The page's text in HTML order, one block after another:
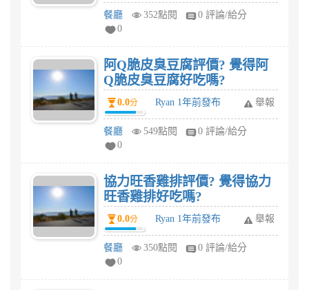
餐廳 352點閱
0 評論/給分
0
阿Q脆皮臭豆腐評價? 覺得阿
Q脆皮臭豆腐好吃嗎?
0.0分 Ryan 1年前發布 舉報
餐廳 549點閱
0 評論/給分
0
協力旺香雞排評價? 覺得協力
旺香雞排好吃嗎?
0.0分 Ryan 1年前發布 舉報
餐廳 350點閱
0 評論/給分
0